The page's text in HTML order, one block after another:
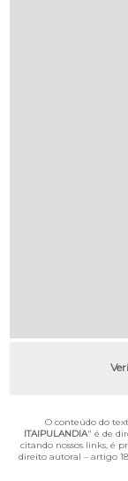
O conteúdo do
ITAIPULANDIA" é de
citando nossos links, é
direito autoral – artigo